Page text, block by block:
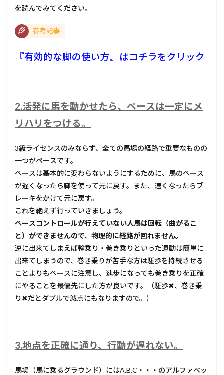
を読んでみてください。
参考記事
『有効的な脚の使い方』はコチラをクリック
2.活発に馬を動かせたら、ペースは一定にメ
リハリをつける。
3級ライセンスのみならず、全ての馬場の経路で重要なものの
一つがペースです。
ペースは基本的に変わらないようにするために、馬のペース
が遅くなったら脚を使って元に戻す。また、速くなったらブ
レーキをかけて元に戻す。
これを絶えず行っていきましょう。
ペースコントロールが行えていない人馬は回転（曲がるこ
と）ができませんので、物理的に経路が回れません。
逆に出来てしまえば輪乗り・巻き乗りといった運動は簡単に
出来てしまうので、巻き乗りが苦手な方は駈歩を持続させる
ことよりもペースに注意し、速歩になっても巻き乗りを正確
にやることを最優先にした方が良いです。（駈歩✖、巻き乗
り✖だとダブルで減点にもなりますので。）
3.地点を正確に通り、行動が遅れない。
馬場（馬に乗るグラウンド）にはA,B,C・・・のアルファベッ